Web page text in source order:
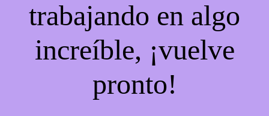
trabajando en algo
increíble, ¡vuelve
pronto!